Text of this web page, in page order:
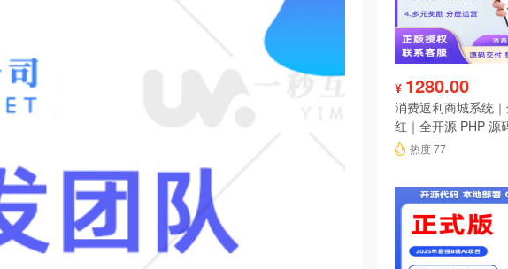
¥ 1280.00
消费返利商城系统
红｜全开源 PHP 源
热度 77